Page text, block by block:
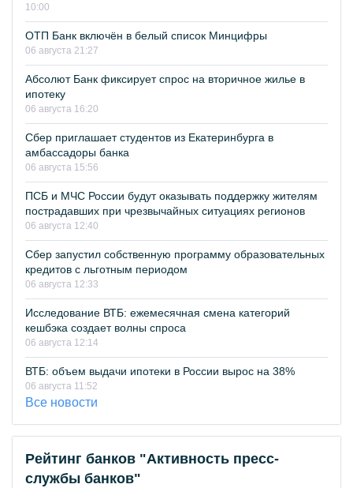
10:00
ОТП Банк включён в белый список Минцифры
06 августа 21:27
Абсолют Банк фиксирует спрос на вторичное жилье в
ипотеку
06 августа 16:20
Сбер приглашает студентов из Екатеринбурга в
амбассадоры банка
06 августа 15:56
ПСБ и МЧС России будут оказывать поддержку жителям
пострадавших при чрезвычайных ситуациях регионов
06 августа 12:40
Сбер запустил собственную программу образовательных
кредитов с льготным периодом
06 августа 12:33
Исследование ВТБ: ежемесячная смена категорий
кешбэка создает волны спроса
06 августа 12:14
ВТБ: объем выдачи ипотеки в России вырос на 38%
06 августа 11:52
Все новости
Рейтинг банков "Активность пресс-
службы банков"